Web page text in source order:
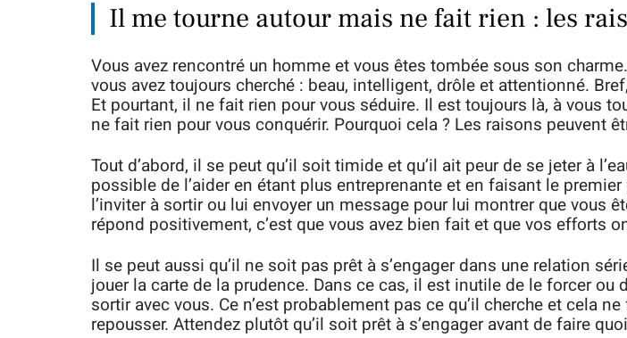
Il me tourne autour mais ne fait rien : les
Vous avez rencontré un homme et vous êtes tombée sous son
vous avez toujours cherché : beau, intelligent, drôle et attentionné.
Et pourtant, il ne fait rien pour vous séduire. Il est toujours là, à vous
ne fait rien pour vous conquérir. Pourquoi cela ? Les raisons peuvent
Tout d’abord, il se peut qu’il soit timide et qu’il ait peur de se jeter à
possible de l’aider en étant plus entreprenante et en faisant le
l’inviter à sortir ou lui envoyer un message pour lui montrer que vous
répond positivement, c’est que vous avez bien fait et que vos efforts
Il se peut aussi qu’il ne soit pas prêt à s’engager dans une relation
jouer la carte de la prudence. Dans ce cas, il est inutile de le forcer ou
sortir avec vous. Ce n’est probablement pas ce qu’il cherche et cela
repousser. Attendez plutôt qu’il soit prêt à s’engager avant de faire